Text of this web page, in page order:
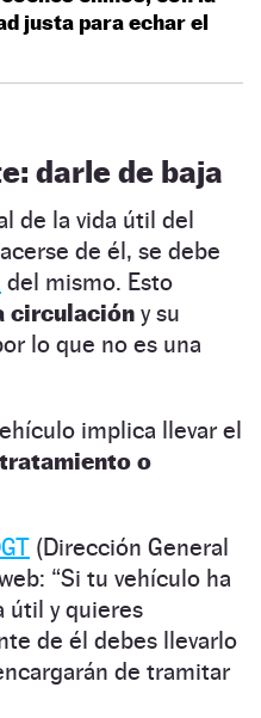
justa para echar el
darle de baja
de la vida útil del
de él, se debe
del mismo. Esto
circulación y su
lo que no es una
implica llevar el
o
(Dirección General
“Si tu vehículo ha
útil y quieres
de él debes llevarlo
de tramitar